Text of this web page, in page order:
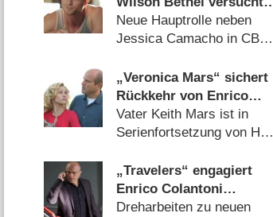
sich als Anwalt
Neue Hauptrolle neben
Jessica Camacho in CBS-
11.03.2019)
„Veronica Mars“ sichert
Rückkehr von Enrico
Colantoni
Vater Keith Mars ist in
Serienfortsetzung von Hulu
„Travelers“ engagiert
Enrico Colantoni
(„Person of Interest“) für
Dreharbeiten zu neuen